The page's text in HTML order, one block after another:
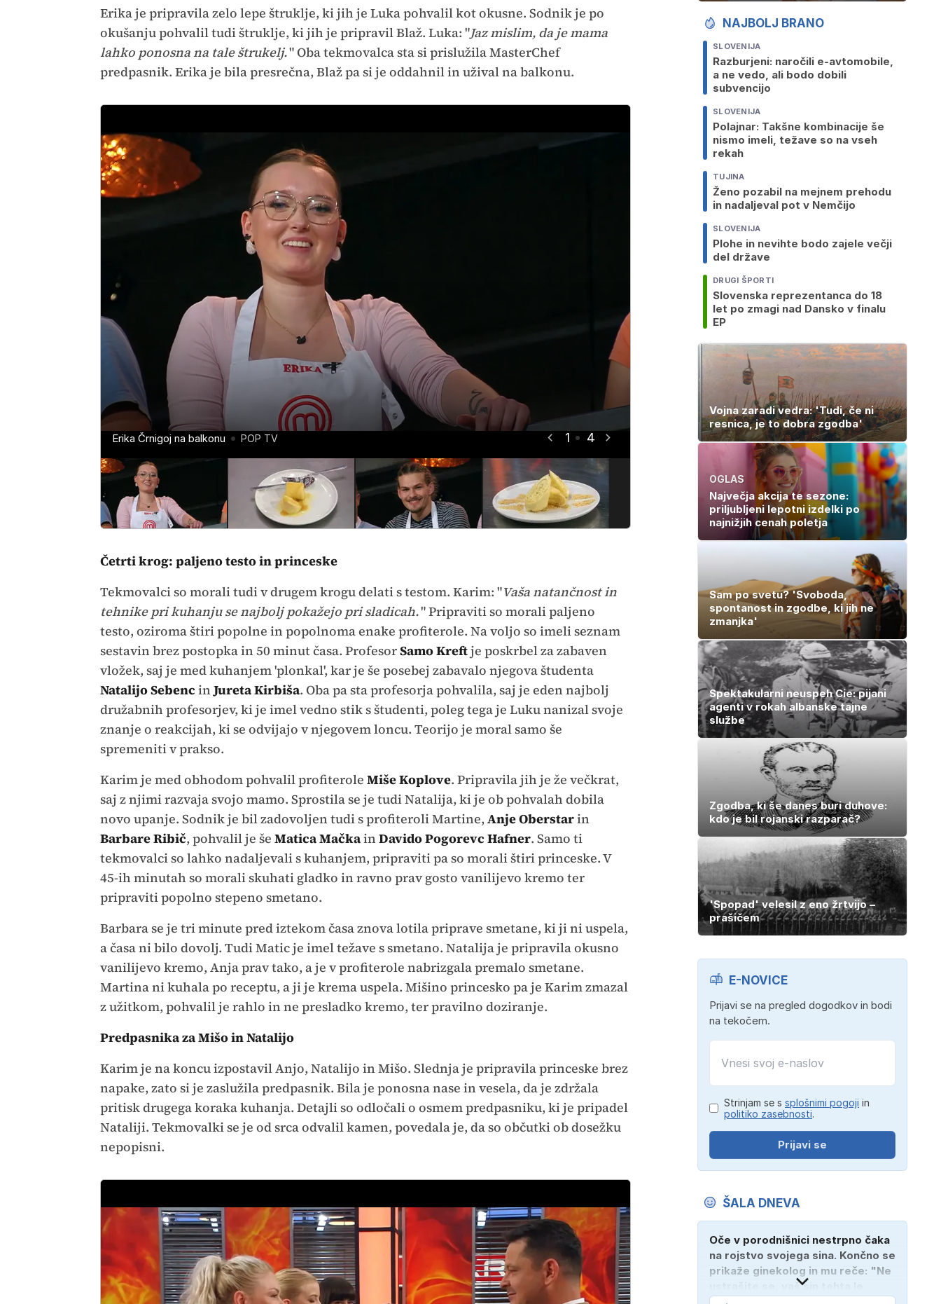
Erika je pripravila zelo lepe štruklje, ki jih je Luka pohvalil kot okusne. Sodnik je po
okušanju pohvalil tudi štruklje, ki jih je pripravil Blaž. Luka: "Jaz mislim, da je mama
lahko ponosna na tale štrukelj." Oba tekmovalca sta si prislužila MasterChef
predpasnik. Erika je bila presrečna, Blaž pa si je oddahnil in užival na balkonu.
1 4
Erika Črnigoj na balkonu POP TV
Erikini popolni štruklji POP TV
Blaž Plohl na balkonu POP TV
Štruklji, s katerimi si je Blaž prikuhal predpasnik.
Četrti krog: paljeno testo in princeske
Tekmovalci so morali tudi v drugem krogu delati s testom. Karim: "Vaša natančnost in
tehnike pri kuhanju se najbolj pokažejo pri sladicah." Pripraviti so morali paljeno
testo, oziroma štiri popolne in popolnoma enake profiterole. Na voljo so imeli seznam
sestavin brez postopka in 50 minut časa. ProfesorSamo Kreftje poskrbel za zabaven
vložek, saj je med kuhanjem 'plonkal', kar je še posebej zabavalo njegova študenta
Natalijo Sebenc inJureta Kirbiša. Oba pa sta profesorja pohvalila, saj je eden najbolj
družabnih profesorjev, ki je imel vedno stik s študenti, poleg tega je Luku nanizal svoje
znanje o reakcijah, ki se odvijajo v njegovem loncu. Teorijo je moral samo še
spremeniti v prakso.
Karim je med obhodom pohvalil profiterole Miše Koplove. Pripravila jih je že večkrat,
saj z njimi razvaja svojo mamo. Sprostila se je tudi Natalija, ki je ob pohvalah dobila
novo upanje. Sodnik je bil zadovoljen tudi s profiteroli Martine, Anje Oberstarin
Barbare Ribič, pohvalil je še Matica MačkainDavido Pogorevc Hafner. Samo ti
tekmovalci so lahko nadaljevali s kuhanjem, pripraviti pa so morali štiri princeske. V
45-ih minutah so morali skuhati gladko in ravno prav gosto vanilijevo kremo ter
pripraviti popolno stepeno smetano.
Barbara se je tri minute pred iztekom časa znova lotila priprave smetane, ki ji ni uspela,
a časa ni bilo dovolj. Tudi Matic je imel težave s smetano. Natalija je pripravila okusno
vanilijevo kremo, Anja prav tako, a je v profiterole nabrizgala premalo smetane.
Martina ni kuhala po receptu, a ji je krema uspela. Mišino princesko pa je Karim zmazal
z užitkom, pohvalil je rahlo in ne presladko kremo, ter pravilno doziranje.
Predpasnika za Mišo in Natalijo
Karim je na koncu izpostavil Anjo, Natalijo in Mišo. Slednja je pripravila princeske brez
napake, zato si je zaslužila predpasnik. Bila je ponosna nase in vesela, da je zdržala
pritisk drugega koraka kuhanja. Detajli so odločali o osmem predpasniku, ki je pripadel
Nataliji. Tekmovalki se je od srca odvalil kamen, povedala je, da so občutki ob dosežku
nepopisni.
NAJBOLJ BRANO
SLOVENIJA
Razburjeni: naročili e-avtomobile,
a ne vedo, ali bodo dobili
subvencijo
SLOVENIJA
Polajnar: Takšne kombinacije še
nismo imeli, težave so na vseh
rekah
TUJINA
Ženo pozabil na mejnem prehodu
in nadaljeval pot v Nemčijo
SLOVENIJA
Plohe in nevihte bodo zajele večji
del države
DRUGI ŠPORTI
Slovenska reprezentanca do 18
let po zmagi nad Dansko v finalu
EP
Vojna zaradi vedra: 'Tudi, če ni
resnica, je to dobra zgodba'
OGLAS
Največja akcija te sezone:
priljubljeni lepotni izdelki po
najnižjih cenah poletja
Sam po svetu? 'Svoboda,
spontanost in zgodbe, ki jih ne
zmanjka'
Spektakularni neuspeh Cie: pijani
agenti v rokah albanske tajne
službe
Zgodba, ki še danes buri duhove:
kdo je bil rojanski razparač?
'Spopad' velesil z eno žrtvijo –
prašičem
E-NOVICE
Prijavi se na pregled dogodkov in bodi
na tekočem.
Strinjam se s splošnimi pogoji in
politiko zasebnosti.
Prijavi se
ŠALA DNEVA
Oče v porodnišnici nestrpno čaka
na rojstvo svojega sina. Končno se
prikaže ginekolog in mu reče: "Ne
ustrašite se, vaš sin tehta le